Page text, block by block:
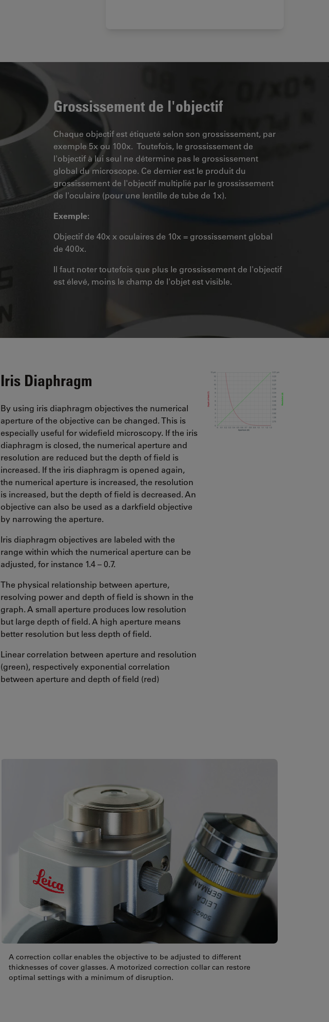
Grossissement de l'objectif
Chaque objectif est étiqueté selon son grossissement, par
exemple 5x ou 100x. Toutefois, le grossissement de
l'objectif à lui seul ne détermine pas le grossissement
global du microscope. Ce dernier est le produit du
grossissement de l'objectif multiplié par le grossissement
de l'oculaire (pour une lentille de tube de 1x).
Exemple:
Objectif de 40x x oculaires de 10x = grossissement global
de 400x.
Il faut noter toutefois que plus le grossissement de l'objectif
est élevé, moins le champ de l'objet est visible.
Iris Diaphragm
By using iris diaphragm objectives the numerical
aperture of the objective can be changed. This is
especially useful for widefield microscopy. If the iris
diaphragm is closed, the numerical aperture and
resolution are reduced but the depth of field is
increased. If the iris diaphragm is opened again,
the numerical aperture is increased, the resolution
is increased, but the depth of field is decreased. An
objective can also be used as a darkfield objective
by narrowing the aperture.
Iris diaphragm objectives are labeled with the
range within which the numerical aperture can be
adjusted, for instance 1.4 – 0.7.
The physical relationship between aperture,
resolving power and depth of field is shown in the
graph. A small aperture produces low resolution
but large depth of field. A high aperture means
better resolution but less depth of field.
Linear correlation between aperture and resolution
(green), respectively exponential correlation
between aperture and depth of field (red)
A correction collar enables the objective to be adjusted to different
thicknesses of cover glasses. A motorized correction collar can restore
optimal settings with a minimum of disruption.